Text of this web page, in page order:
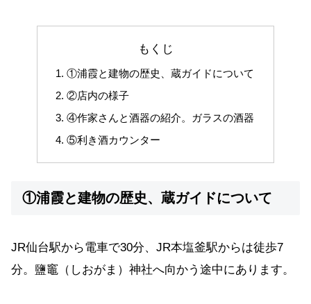
もくじ
①浦霞と建物の歴史、蔵ガイドについて
②店内の様子
④作家さんと酒器の紹介。ガラスの酒器
⑤利き酒カウンター
①浦霞と建物の歴史、蔵ガイドについて
JR仙台駅から電車で30分、JR本塩釜駅からは徒歩7
分。鹽竈（しおがま）神社へ向かう途中にあります。